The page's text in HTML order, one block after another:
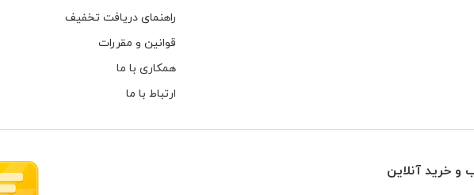
راهنمای دریافت تخفیف
قوانین و مقررات
همکاری با ما
ارتباط با ما
و خرید آنلاین